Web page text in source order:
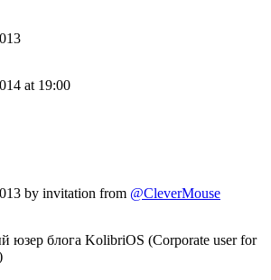
at 19:00
by invitation from @CleverMouse
юзер блога KolibriOS (Corporate user for